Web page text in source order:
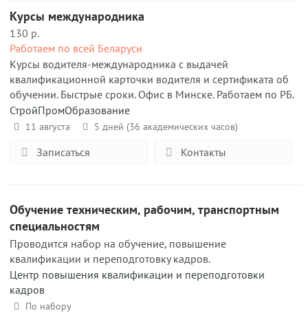
Курсы международника
130 р.
Работаем по всей Беларуси
Курсы водителя-международника с выдачей
квалификационной карточки водителя и сертификата об
обучении. Быстрые сроки. Офис в Минске. Работаем по РБ.
СтройПромОбразование
11 августа 5 дней (36 академических часов)
Записаться Контакты
Обучение техническим, рабочим, транспортным
специальностям
Проводится набор на обучение, повышение
квалификации и переподготовку кадров.
Центр повышения квалификации и переподготовки
кадров
По набору